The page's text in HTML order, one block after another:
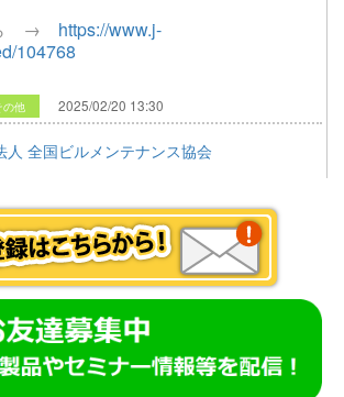
ら → https://www.j-
104768
の他 2025/02/20 13:30
人 全国ビルメンテナンス協会